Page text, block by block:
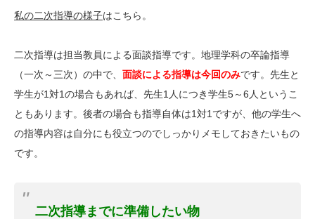
私の二次指導の様子はこちら。
二次指導は担当教員による面談指導です。地理学科の卒論指導
（一次～三次）の中で、 面談による指導は今回のみです。先生と
学生が1対1の場合もあれば、先生1人につき学生5～6人というこ
ともあります。後者の場合も指導自体は1対1ですが、他の学生へ
の指導内容は自分にも役立つのでしっかりメモしておきたいもの
です。
二次指導までに準備したい物